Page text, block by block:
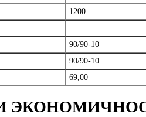
1200
90/90-10
90/90-10
69,00